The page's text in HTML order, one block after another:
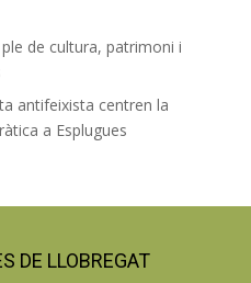
de cultura, patrimoni i
antifeixista centren la
a Esplugues
DE LLOBREGAT